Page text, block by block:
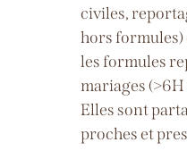
civiles,
hors formules)
les formules
mariages
Elles sont
proches et